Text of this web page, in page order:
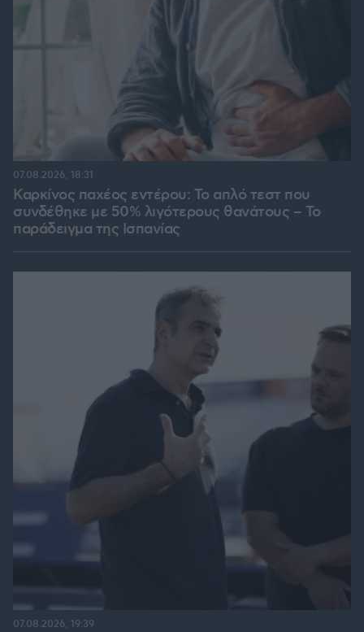
Καρκίνος παχέος εντέρου: Το απλό τεστ που
συνδέθηκε με 50% λιγότερους θανάτους – Το
παράδειγμα της Ισπανίας
07.08.2026, 18:31
07.08.2026, 19:39